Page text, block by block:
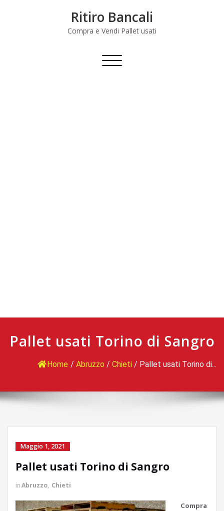
Ritiro Bancali
Compra e Vendi Pallet usati
Commuta
Pallet usati Torino di Sangro
Home / Abruzzo / Chieti / Pallet usati Torino di...
Maggio 1, 2021
Pallet usati Torino di Sangro
inAbruzzo, Chieti
Compra